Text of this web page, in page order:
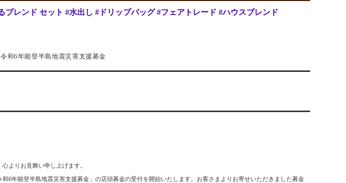
ブレンド セット #水出し #ドリップバッグ #フェアトレード #ハウスブレンド
令和6年能登半島地震災害支援募金
よりお見舞い申し上げます。
6年能登半島地震災害支援募金」の店頭募金の受付を開始いたします。 お客さまよりお寄せいただきました募金